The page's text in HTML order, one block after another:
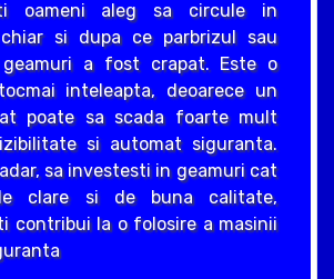
oameni aleg sa circule in
si dupa ce parbrizul sau
a fost crapat. Este o
inteleapta, deoarece un
poate sa scada foarte mult
si automat siguranta.
sa investesti in geamuri cat
clare si de buna calitate,
contribui la o folosire a masinii